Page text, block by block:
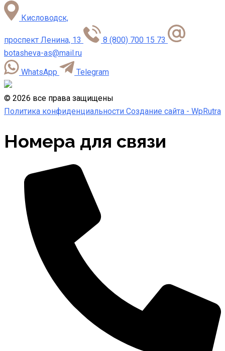
Кисловодск,
проспект Ленина, 13
8 (800) 700 15 73
botasheva-as@mail.ru
WhatsApp
Telegram
© 2026 все права защищены
Политика конфиденциальности Создание сайта - WpRutra
Номера для связи